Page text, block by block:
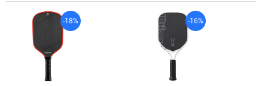
-18% -16%